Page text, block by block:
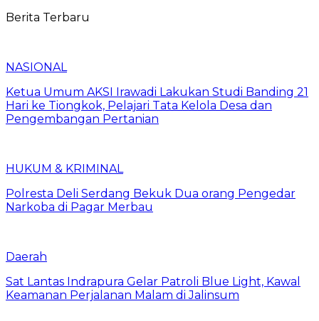
Berita Terbaru
NASIONAL
Ketua Umum AKSI Irawadi Lakukan Studi Banding 21
Hari ke Tiongkok, Pelajari Tata Kelola Desa dan
Pengembangan Pertanian
HUKUM & KRIMINAL
Polresta Deli Serdang Bekuk Dua orang Pengedar
Narkoba di Pagar Merbau
Daerah
Sat Lantas Indrapura Gelar Patroli Blue Light, Kawal
Keamanan Perjalanan Malam di Jalinsum